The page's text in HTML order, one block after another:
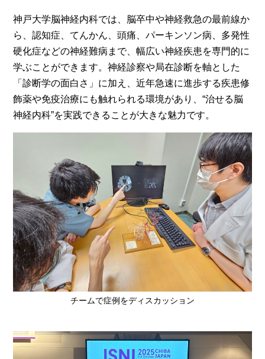
神戸大学脳神経内科では、脳卒中や神経救急の最前線か
ら、認知症、てんかん、頭痛、パーキンソン病、多発性
硬化症などの神経難病まで、幅広い神経疾患を専門的に
学ぶことができます。神経診察や局在診断を軸とした
「診断学の面白さ」に加え、近年急速に進歩する疾患修
飾薬や免疫治療にも触れられる環境があり、“治せる脳
神経内科”を実践できることが大きな魅力です。
チームで症例をディスカッション